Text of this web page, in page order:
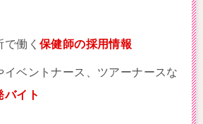
働く 保健師の採用情報
イベントナース、ツアーナースな
バイト